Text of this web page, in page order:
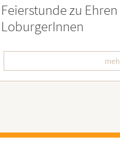
Feierstunde zu Ehren
LoburgerInnen
mehr